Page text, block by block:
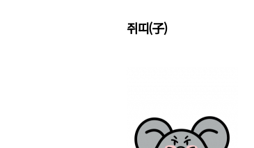
쥐띠(子)